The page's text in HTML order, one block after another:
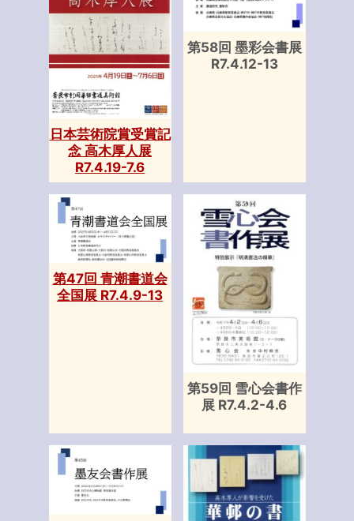
日本芸術院賞受賞記
念 高木厚人展
R7.4.19-7.6
第58回 墨彩会書展
R7.4.12-13
第47回 青潮書道会
全国展 R7.4.9-13
第59回 雪心会書作
展 R7.4.2-4.6